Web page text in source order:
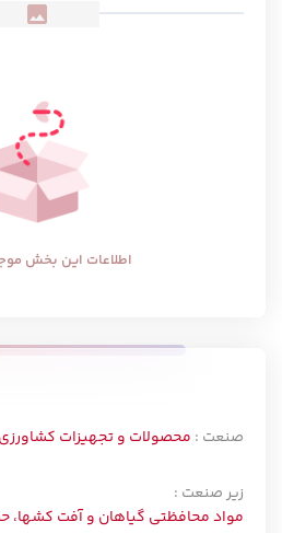
image
اطلاعات این بخش
صنعت : محصولات و تجهیزات کشاورزی
زیر صنعت :
مواد محافظتي گياهان و آفت